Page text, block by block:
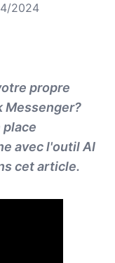
2024
propre
Messenger?
avec l'outil AI
cet article.